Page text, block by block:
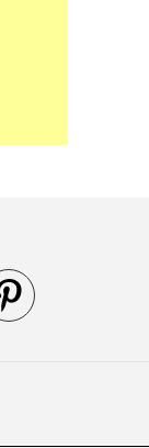
YouTube
a gente no TikTok
a gente no